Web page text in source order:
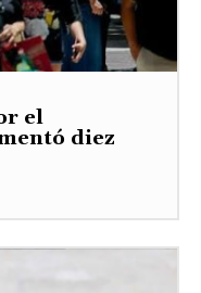
el
diez